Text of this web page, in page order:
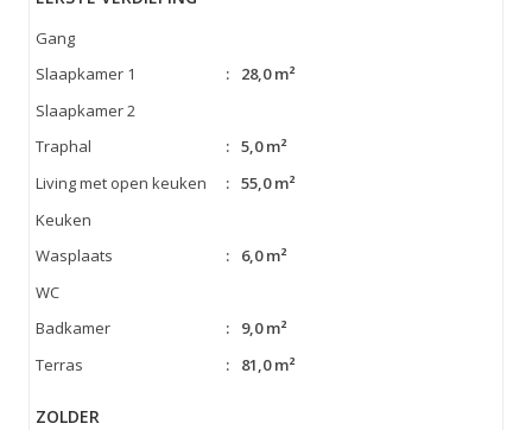
Gang
Slaapkamer 1
:
28,0 m²
Slaapkamer 2
Traphal
: 5,0 m²
Living met open keuken
: 55,0 m²
Keuken
Wasplaats
:
6,0 m²
WC
Badkamer
:
9,0 m²
Terras
: 81,0 m²
ZOLDER